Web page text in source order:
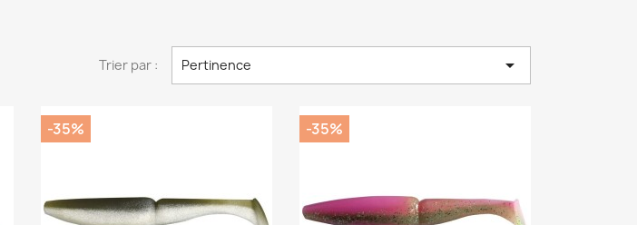
Trier par : Pertinence 
-35% -35%